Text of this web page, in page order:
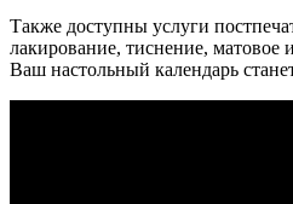
Также доступны услуги
лакирование, тиснение, матовое
Ваш настольный календарь